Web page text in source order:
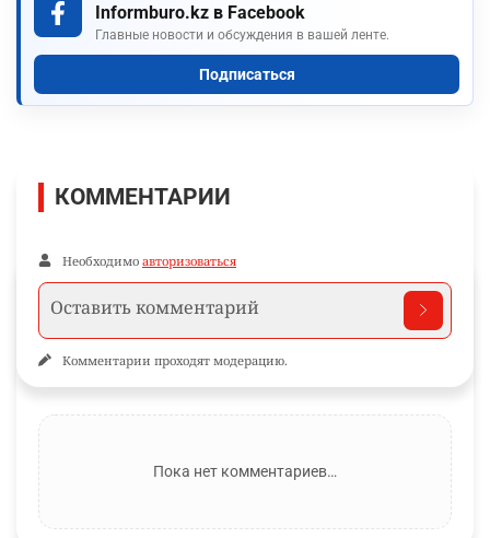
Informburo.kz в Facebook
Главные новости и обсуждения в вашей ленте.
Подписаться
КОММЕНТАРИИ
Необходимо авторизоваться
Комментарии проходят модерацию.
Пока нет комментариев…